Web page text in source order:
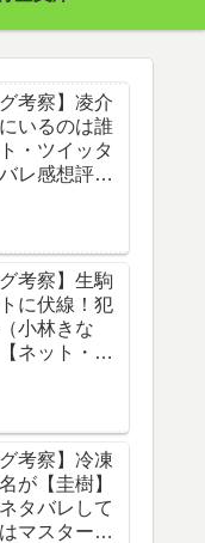
考察】凌介
いるのは誰
・ツイッタ
レ感想評価
作犯人キャ
考察】生駒
に伏線！犯
小林きな
ネット・ツ
ネタバレ感
考察】冷凍
が【圭樹】
タバレして
マスター日